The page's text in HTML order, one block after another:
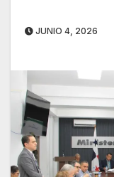
JUNIO 4, 2026